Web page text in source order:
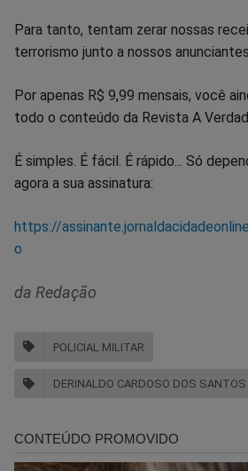
Para tanto, tentam zerar nossas
terrorismo junto a nossos
Por apenas R$ 9,99 mensais, você
todo o conteúdo da Revista A
É simples. É fácil. É rápido... Só
agora a sua assinatura:
https://
o
da Redação
POLICIAL MILITAR
DERINALDO CARDOSO DOS SANTOS